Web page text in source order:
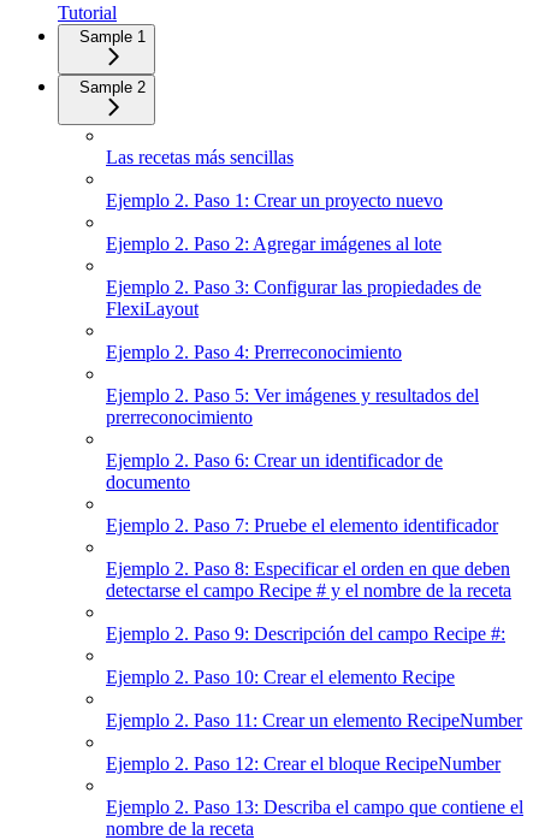
Tutorial
Sample 1
Sample 2
Las recetas más sencillas
Ejemplo 2. Paso 1: Crear un proyecto nuevo
Ejemplo 2. Paso 2: Agregar imágenes al lote
Ejemplo 2. Paso 3: Configurar las propiedades de
FlexiLayout
Ejemplo 2. Paso 4: Prerreconocimiento
Ejemplo 2. Paso 5: Ver imágenes y resultados del
prerreconocimiento
Ejemplo 2. Paso 6: Crear un identificador de
documento
Ejemplo 2. Paso 7: Pruebe el elemento identificador
Ejemplo 2. Paso 8: Especificar el orden en que deben
detectarse el campo Recipe # y el nombre de la receta
Ejemplo 2. Paso 9: Descripción del campo Recipe #:
Ejemplo 2. Paso 10: Crear el elemento Recipe
Ejemplo 2. Paso 11: Crear un elemento RecipeNumber
Ejemplo 2. Paso 12: Crear el bloque RecipeNumber
Ejemplo 2. Paso 13: Describa el campo que contiene el
nombre de la receta